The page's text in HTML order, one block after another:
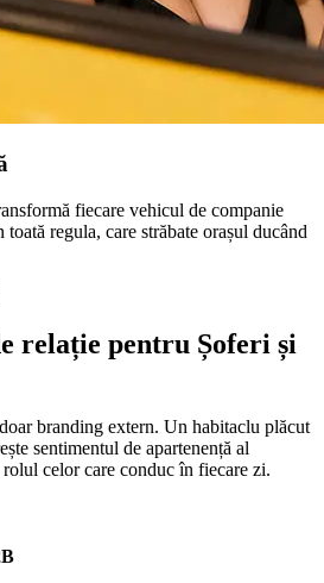
fiecare vehicul de companie
regula, care străbate orașul ducând
relație pentru Șoferi și
branding extern. Un habitaclu plăcut
sentimentul de apartenență al
celor care conduc în fiecare zi.